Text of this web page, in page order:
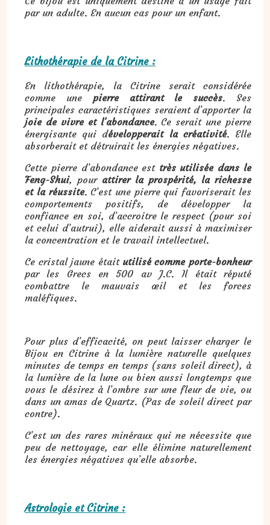
par un adulte. En aucun cas pour un enfant.
Lithothérapie de la Citrine :
En lithothérapie, la Citrine serait considérée
comme une pierre attirant le succès. Ses
principales caractéristiques seraient d’apporter la
joie de vivre et l’abondance. Ce serait une pierre
énergisante qui développerait la créativité. Elle
absorberait et détruirait les énergies négatives.
Cette pierre d’abondance est très utilisée dans le
Feng-Shui, pour attirer la prospérité, la richesse
et la réussite. C’est une pierre qui favoriserait les
comportements positifs, de développer la
confiance en soi, d’accroitre le respect (pour soi
et celui d’autrui), elle aiderait aussi à maximiser
la concentration et le travail intellectuel.
Ce cristal jaune était utilisé comme porte-bonheur
par les Grecs en 500 av J.C. Il était réputé
combattre le mauvais œil et les forces
maléfiques.
Pour plus d’efficacité, on peut laisser charger le
Bijou en Citrine à la lumière naturelle quelques
minutes de temps en temps (sans soleil direct), à
la lumière de la lune ou bien aussi longtemps que
vous le désirez à l’ombre sur une fleur de vie, ou
dans un amas de Quartz. (Pas de soleil direct par
contre).
C’est un des rares minéraux qui ne nécessite que
peu de nettoyage, car elle élimine naturellement
les énergies négatives qu’elle absorbe.
Astrologie et Citrine :